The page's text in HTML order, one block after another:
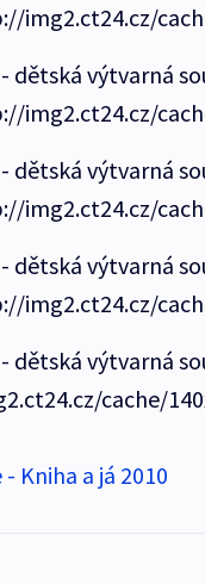
img2.ct24.cz/
- dětská výtvarná
img2.ct24.cz/
- dětská výtvarná
img2.ct24.cz/
- dětská výtvarná
img2.ct24.cz/
dětská výtvarná
cache/
Kniha a já 2010